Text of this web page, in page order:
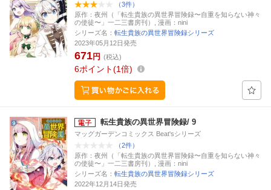
（3件）
原作：夜州（「転生貴族の異世界冒険録〜自重を知らない神々
の使徒〜」一二三書房刊）, 漫画：nini
シリーズ名： 転生貴族の異世界冒険録シリーズ
2023年05月12日発売
671円 (税込)
6ポイント 1倍
転生貴族の異世界冒険録/ 9
マッグガーデンコミックス Beat'sシリーズ
（2件）
原作：夜州（「転生貴族の異世界冒険録〜自重を知らない神々
の使徒〜」一二三書房刊）, 漫画：nini
シリーズ名： 転生貴族の異世界冒険録シリーズ
2022年12月14日発売